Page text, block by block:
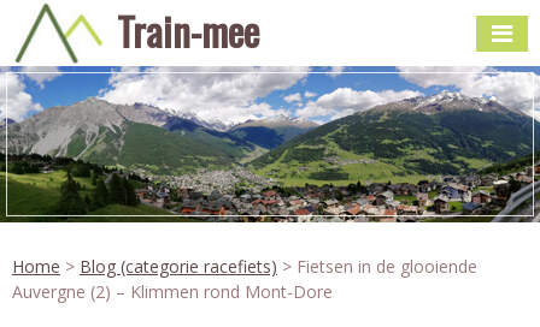
Train-mee
Home > Blog (categorie racefiets) > Fietsen in de glooiende
Auvergne (2) – Klimmen rond Mont-Dore